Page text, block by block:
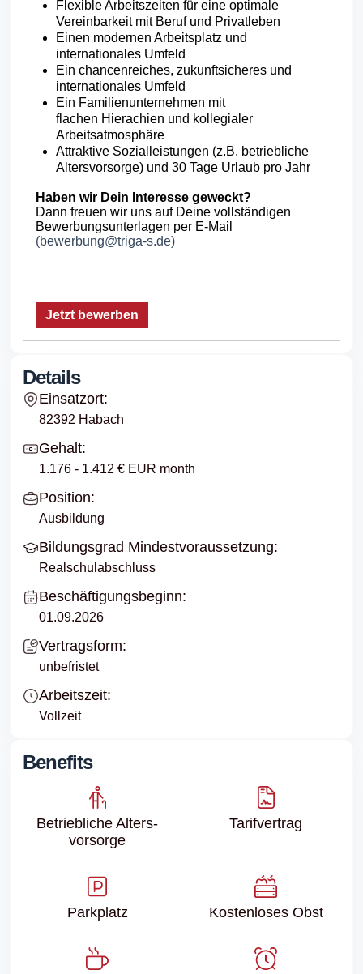
Flexible Arbeitszeiten für eine optimale
Vereinbarkeit mit Beruf und Privatleben
Einen modernen Arbeitsplatz und
internationales Umfeld
Ein chancenreiches, zukunftsicheres und
internationales Umfeld
Ein Familienunternehmen mit
flachen Hierachien und kollegialer
Arbeitsatmosphäre
Attraktive Sozialleistungen (z.B. betriebliche
Altersvorsorge) und 30 Tage Urlaub pro Jahr
Haben wir Dein Interesse geweckt?
Dann freuen wir uns auf Deine vollständigen
Bewerbungsunterlagen per E-Mail
(bewerbung@triga-s.de)
Jetzt bewerben
Details
Einsatzort:
82392 Habach
Gehalt:
1.176 - 1.412 € EUR month
Position:
Ausbildung
Bildungsgrad Mindestvoraussetzung:
Realschulabschluss
Beschäftigungsbeginn:
01.09.2026
Vertragsform:
unbefristet
Arbeitszeit:
Vollzeit
Benefits
Betriebliche Alters­
vorsorge
Tarifvertrag
Parkplatz Kostenloses Obst